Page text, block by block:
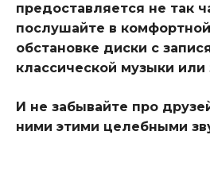
предоставляется не так
послушайте в
обстановке диски с
классической музыки
И не забывайте про
ними этими целебными